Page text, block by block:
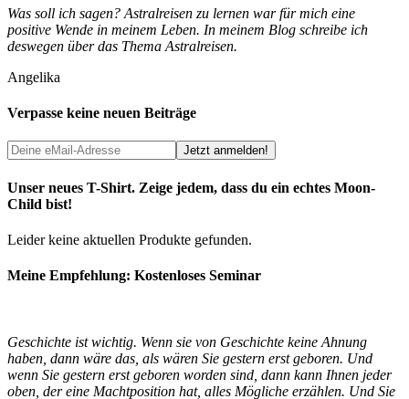
Was soll ich sagen? Astralreisen zu lernen war für mich eine
positive Wende in meinem Leben. In meinem Blog schreibe ich
deswegen über das Thema Astralreisen.
Angelika
Verpasse keine neuen Beiträge
Unser neues T-Shirt. Zeige jedem, dass du ein echtes Moon-
Child bist!
Leider keine aktuellen Produkte gefunden.
Meine Empfehlung: Kostenloses Seminar
Geschichte ist wichtig. Wenn sie von Geschichte keine Ahnung
haben, dann wäre das, als wären Sie gestern erst geboren. Und
wenn Sie gestern erst geboren worden sind, dann kann Ihnen jeder
oben, der eine Machtposition hat, alles Mögliche erzählen. Und Sie